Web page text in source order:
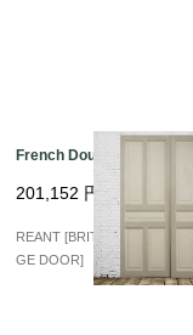
French Double Panel
201,152 円
REANT [BRITISH VINTA
GE DOOR]